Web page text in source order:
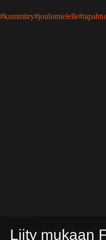
#kummitry#joulumielelle
Liity mukaan